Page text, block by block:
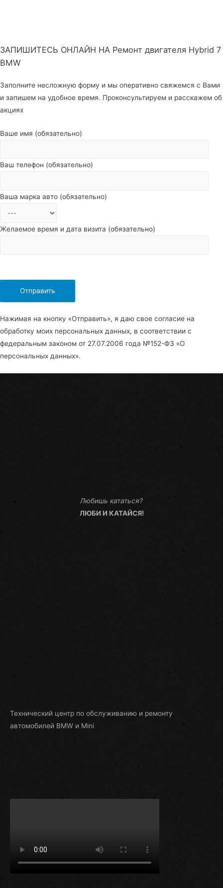
ЗАПИШИТЕСЬ ОНЛАЙН НА Ремонт двигателя Hybrid 7
BMW
Заполните несложную форму и мы оперативно свяжемся с Вами
и запишем на удобное время. Проконсультируем и расскажем об
акциях
Ваше имя (обязательно)
Ваш телефон (обязательно)
Ваша марка авто (обязательно)
Желаемое время и дата визита (обязательно)
Нажимая на кнопку «Отправить», я даю свое согласие на
обработку моих персональных данных, в соответствии с
федеральным законом от 27.07.2006 года №152-Ф3 «О
персональных данных».
Любишь кататься?
ЛЮБИ И КАТАЙСЯ!
Технический центр по обслуживанию и ремонту
автомобилей BMW и Mini